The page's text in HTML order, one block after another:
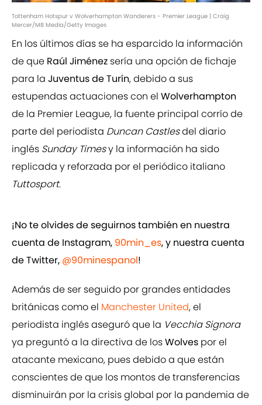
Tottenham Hotspur v Wolverhampton Wanderers - Premier League | Craig
Mercer/MB Media/Getty Images
En los últimos días se ha esparcido la información
de que Raúl Jiménez sería una opción de fichaje
para la Juventus de Turín, debido a sus
estupendas actuaciones con el Wolverhampton
de la Premier League, la fuente principal corrío de
parte del periodista Duncan Castlesdel diario
inglés Sunday Timesy la información ha sido
replicada y reforzada por el periódico italiano
Tuttosport.
¡No te olvides de seguirnos también en nuestra
cuenta de Instagram, 90min_es, y nuestra cuenta
de Twitter, @90minespanol!
Además de ser seguido por grandes entidades
británicas como el Manchester United, el
periodista inglés aseguró que la Vecchia Signora
ya preguntó a la directiva de losWolves por el
atacante mexicano, pues debido a que están
conscientes de que los montos de transferencias
disminuirán por la crisis global por la pandemia de